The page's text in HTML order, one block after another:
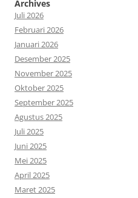
Archives
Juli 2026
Februari 2026
Januari 2026
Desember 2025
November 2025
Oktober 2025
September 2025
Agustus 2025
Juli 2025
Juni 2025
Mei 2025
April 2025
Maret 2025